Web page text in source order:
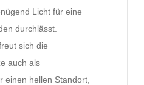
Licht für eine
durchlässt.
sich die
auch als
einen hellen Standort,